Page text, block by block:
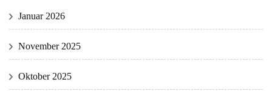
Januar 2026
November 2025
Oktober 2025